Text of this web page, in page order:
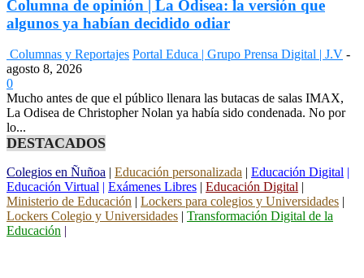
Columna de opinión | La Odisea: la versión que
algunos ya habían decidido odiar
Columnas y Reportajes Portal Educa | Grupo Prensa Digital | J.V -
agosto 8, 2026
0
Mucho antes de que el público llenara las butacas de salas IMAX,
La Odisea de Christopher Nolan ya había sido condenada. No por
lo...
DESTACADOS
Colegios en Ñuñoa | Educación personalizada | Educación Digital |
Educación Virtual | Exámenes Libres | Educación Digital |
Ministerio de Educación | Lockers para colegios y Universidades |
Lockers Colegio y Universidades | Transformación Digital de la
Educación |